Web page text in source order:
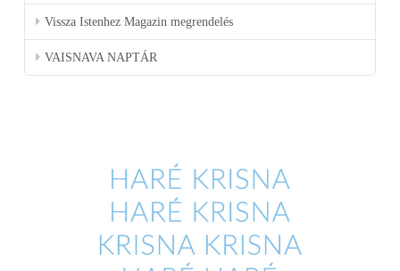
Vissza Istenhez Magazin megrendelés
VAISNAVA NAPTÁR